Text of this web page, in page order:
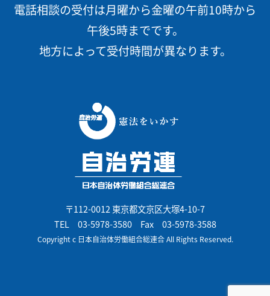
電話相談の受付は月曜から金曜の午前10時から
午後5時までです。
地方によって受付時間が異なります。
〒112-0012 東京都文京区大塚4-10-7
TEL 03-5978-3580Fax 03-5978-3588
Copyright c 日本自治体労働組合総連合 All Rights Reserved.